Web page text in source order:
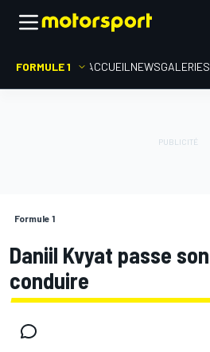
FORMULE 1 ACCUEIL NEWS
Formule 1
Daniil Kvyat passe
conduire